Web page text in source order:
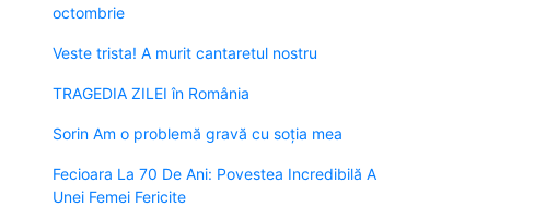
octombrie
Veste trista! A murit cantaretul nostru
TRAGEDIA ZILEI în România
Sorin Am o problemă gravă cu soția mea
Fecioara La 70 De Ani: Povestea Incredibilă A
Unei Femei Fericite